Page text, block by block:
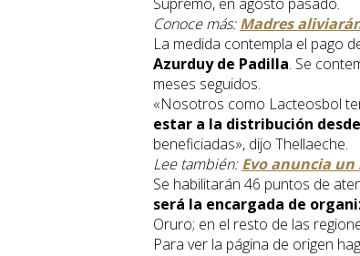
Conoce más:Madres
La medida contempla el pago
Azurduy de Padilla. Se
meses seguidos.
«Nosotros como Lacteosbol
estar a la distribución
beneficiadas», dijo Thellaeche.
Lee también:Evo anuncia
Se habilitarán 46 puntos de
será la encargada de
Oruro; en el resto de las
Para ver la página de origen